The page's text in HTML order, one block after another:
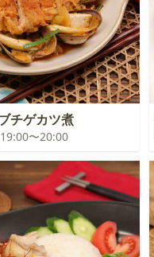
チゲカツ煮
〜20:00